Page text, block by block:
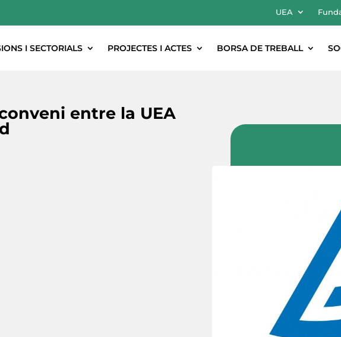
UEA
I SECTORIALS PROJECTES I ACTES BORSA DE TREBALL
entre la UEA